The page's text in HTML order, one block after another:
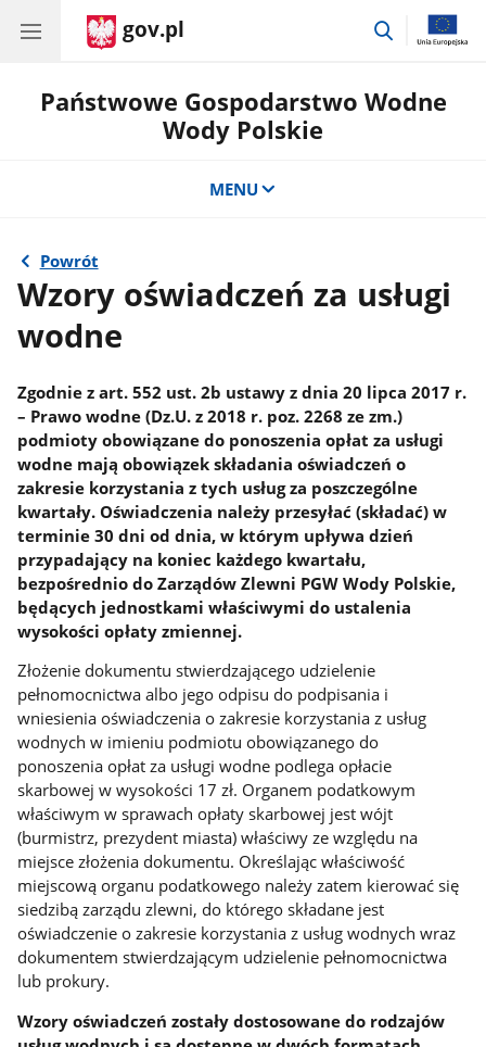
gov.pl
przejdź
Państwowe Gospodarstwo Wodne
Wody Polskie
MENU
Powrót
Wzory oświadczeń za usługi
wodne
Zgodnie z art. 552 ust. 2b ustawy z dnia 20 lipca 2017 r.
– Prawo wodne (Dz.U. z 2018 r. poz. 2268 ze zm.)
podmioty obowiązane do ponoszenia opłat za usługi
wodne mają obowiązek składania oświadczeń o
zakresie korzystania z tych usług za poszczególne
kwartały. Oświadczenia należy przesyłać (składać) w
terminie 30 dni od dnia, w którym upływa dzień
przypadający na koniec każdego kwartału,
bezpośrednio do Zarządów Zlewni PGW Wody Polskie,
będących jednostkami właściwymi do ustalenia
wysokości opłaty zmiennej.
Złożenie dokumentu stwierdzającego udzielenie
pełnomocnictwa albo jego odpisu do podpisania i
wniesienia oświadczenia o zakresie korzystania z usług
wodnych w imieniu podmiotu obowiązanego do
ponoszenia opłat za usługi wodne podlega opłacie
skarbowej w wysokości 17 zł. Organem podatkowym
właściwym w sprawach opłaty skarbowej jest wójt
(burmistrz, prezydent miasta) właściwy ze względu na
miejsce złożenia dokumentu. Określając właściwość
miejscową organu podatkowego należy zatem kierować się
siedzibą zarządu zlewni, do którego składane jest
oświadczenie o zakresie korzystania z usług wodnych wraz
dokumentem stwierdzającym udzielenie pełnomocnictwa
lub prokury.
Wzory oświadczeń zostały dostosowane do rodzajów